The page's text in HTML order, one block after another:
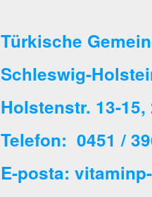
Türkische
Schleswig-
Holstenstr. 13-
Telefon: 0451 /
E-posta: